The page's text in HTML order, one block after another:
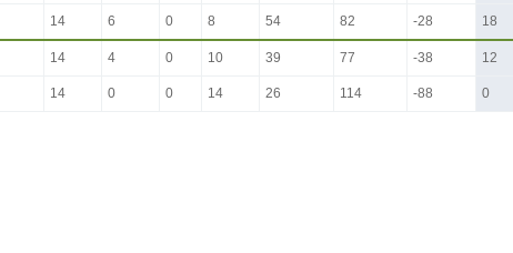
14 6 0 8 54 82 -28 18
14 4 0 10 39 77 -38 12
14 0 0 14 26 114 -88 0